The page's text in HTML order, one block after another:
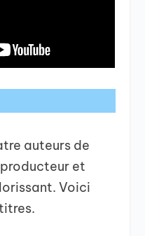
auteurs de
producteur et
Voici